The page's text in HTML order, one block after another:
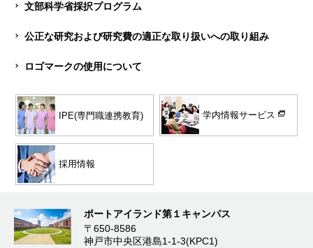
文部科学省採択プログラム
公正な研究および研究費の適正な取り扱いへの取り組み
ロゴマークの使用について
IPE(専門職連携教育) 学内情報サービス
採用情報
ポートアイランド第１キャンパス
〒650-8586
神戸市中央区港島1-1-3(KPC1)